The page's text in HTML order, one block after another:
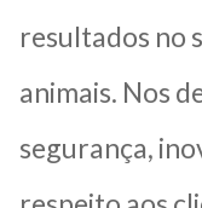
resultados no
animais. Nos
segurança,